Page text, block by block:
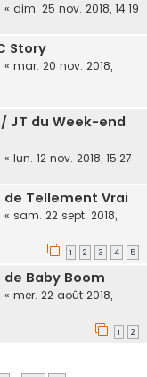
« dim. 25 nov. 2018, 14:19
Story
« mar. 20 nov. 2018,
/ JT du Week-end
« lun. 12 nov. 2018, 15:27
de Tellement Vrai
« sam. 22 sept. 2018,
1 2 3 4 5
de Baby Boom
« mer. 22 août 2018,
1 2